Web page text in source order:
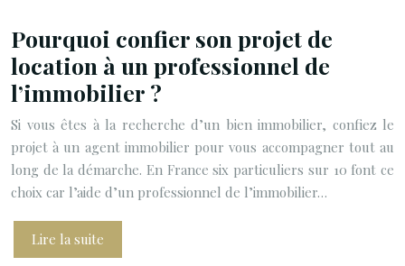
Pourquoi confier son projet de
location à un professionnel de
l’immobilier ?
Si vous êtes à la recherche d’un bien immobilier, confiez le
projet à un agent immobilier pour vous accompagner tout au
long de la démarche. En France six particuliers sur 10 font ce
choix car l’aide d’un professionnel de l’immobilier…
Lire la suite